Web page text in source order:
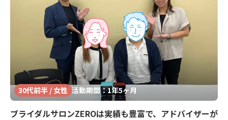
30代前半 / 女性 活動期間：1年5ヶ月
ブライダルサロンZEROは実績も豊富で、アドバイザーが